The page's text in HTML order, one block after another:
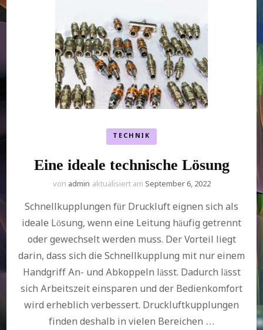
TECHNIK
Eine ideale technische Lösung
von admin aktualisiert am September 6, 2022
Schnellkupplungen für Druckluft eignen sich als
ideale Lösung, wenn eine Leitung häufig getrennt
oder gewechselt werden muss. Der Vorteil liegt
darin, dass sich die Schnellkupplung mit nur einem
Handgriff An- und Abkoppeln lässt. Dadurch lässt
sich Arbeitszeit einsparen und der Bedienkomfort
wird erheblich verbessert. Druckluftkupplungen
finden deshalb in vielen Bereichen …